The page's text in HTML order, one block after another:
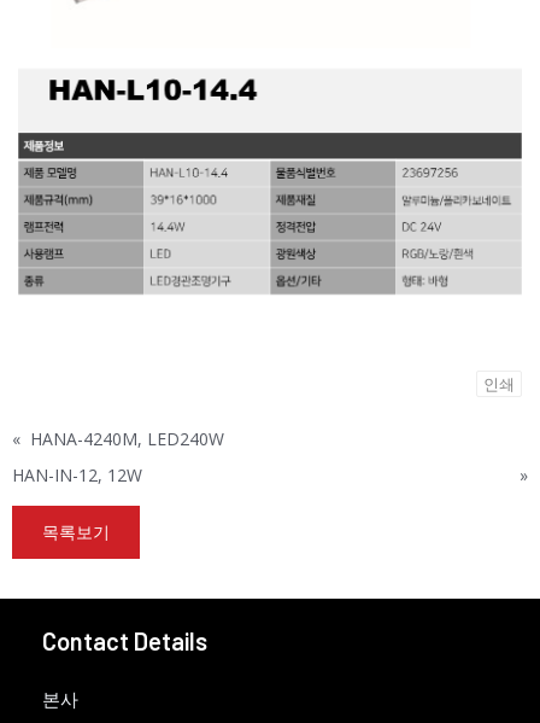
인쇄
« HANA-4240M, LED240W
HAN-IN-12, 12W
»
목록보기
Contact Details
본사